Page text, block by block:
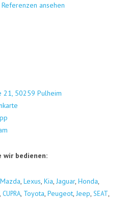
Refe­ren­zen ansehen
21, 50259 Pul­heim
wir bedienen:
Maz­da, Lexus, Kia, Jagu­ar, Hon­da,
, CUPRA, Toyo­ta, Peu­geot, Jeep, SEAT,